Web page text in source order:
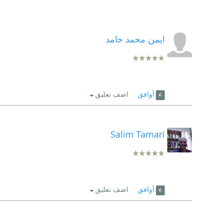
ايمن محمد حامد
أوافق اضف تعليق
Salim Tamari
أوافق اضف تعليق